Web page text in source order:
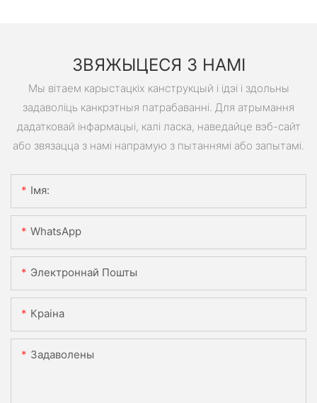
ЗВЯЖЫЦЕСЯ З НАМІ
Мы вітаем карыстацкіх канструкцый і ідэі і здольны
задаволіць канкрэтныя патрабаванні. Для атрымання
дадатковай інфармацыі, калі ласка, наведайце вэб-сайт
або звязацца з намі напрамую з пытаннямі або запытамі.
Імя:
WhatsApp
Электроннай Пошты
Краіна
Задаволены